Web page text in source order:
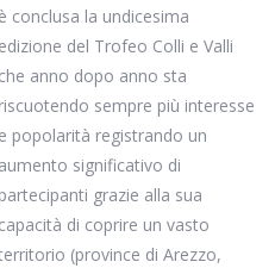
è conclusa la undicesima
edizione del Trofeo Colli e Valli
che anno dopo anno sta
riscuotendo sempre più interesse
e popolarità registrando un
aumento significativo di
partecipanti grazie alla sua
capacità di coprire un vasto
(province di Arezzo,